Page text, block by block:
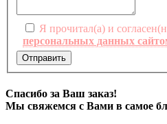
Я прочитал(а) и
персональных данных
Отправить
Спасибо за Ваш заказ!
Мы свяжемся с Вами в самое